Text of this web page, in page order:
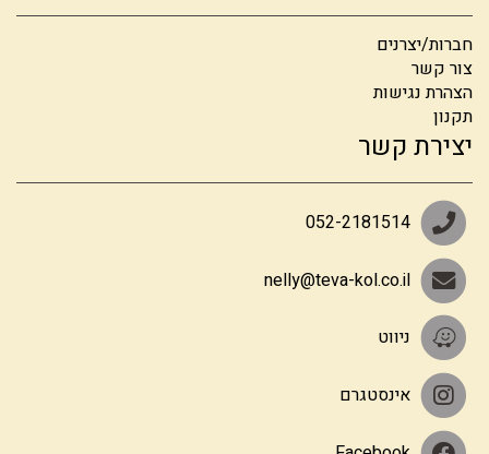
חברות/יצרנים
צור קשר
הצהרת נגישות
תקנון
יצירת קשר
052-2181514
nelly@teva-kol.co.il
ניווט
אינסטגרם